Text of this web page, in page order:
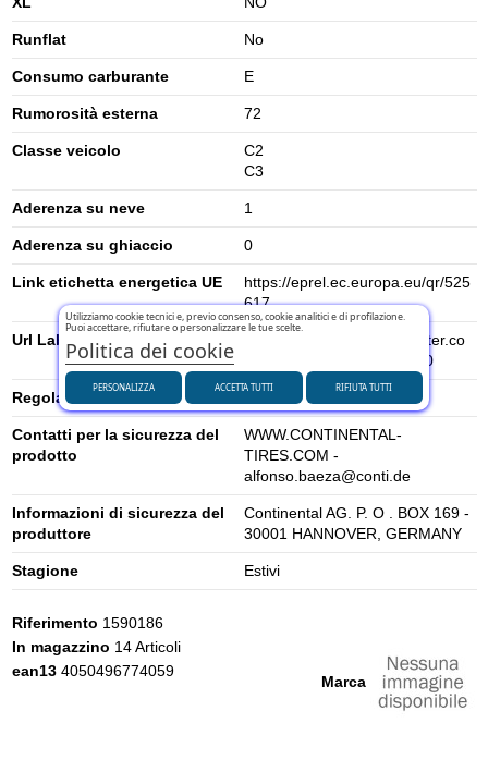
Runflat No
Consumo carburante E
Rumorosità esterna 72
Classe veicolo
C2
C3
Aderenza su neve 1
Aderenza su ghiaccio 0
Link etichetta energetica UE
https://eprel.ec.europa.eu/qr/525
617
Url Label
https://www.contimediacenter.co
m/eulabel/en/15901860000
Regolamento UE (2020/740) 2020/740
Contatti per la sicurezza del
prodotto
WWW.CONTINENTAL-
TIRES.COM -
alfonso.baeza@conti.de
Informazioni di sicurezza del
produttore
Continental AG. P. O . BOX 169 -
30001 HANNOVER, GERMANY
Stagione Estivi
Marca
Riferimento 1590186
In magazzino 14 Articoli
ean13 4050496774059
Utilizziamo cookie tecnici e, previo consenso, cookie analitici e di profilazione.
Puoi accettare, rifiutare o personalizzare le tue scelte.
Politica dei cookie
PERSONALIZZA RIFIUTA TUTTI
ACCETTA TUTTI